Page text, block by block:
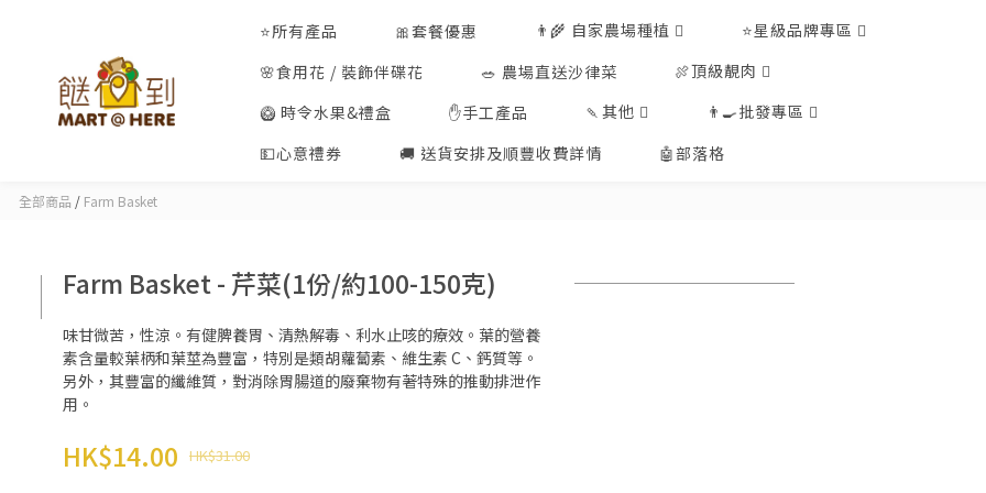
⭐所有產品 🎀套餐優惠 👨‍🌾 自家農場種植
⭐星級品牌專區
🌸食用花 / 裝飾伴碟花
🥗 農場直送沙律菜
🍖頂級靚肉
🥝 時令水果&禮盒
✋手工產品 🍡其他
👨‍🍳批發專區
💵心意禮券
🚚 送貨安排及順豐收費詳情 🤖部落格
全部商品 / Farm Basket
Farm Basket - 芹菜(1份/約100-150克)
味甘微苦，性涼。有健脾養胃、清熱解毒、利水止咳的療效。葉的營養
素含量較葉柄和葉莖為豐富，特別是類胡蘿蔔素、維生素 C、鈣質等。
另外，其豐富的纖維質，對消除胃腸道的廢棄物有著特殊的推動排泄作
用。
HK$31.00
HK$14.00